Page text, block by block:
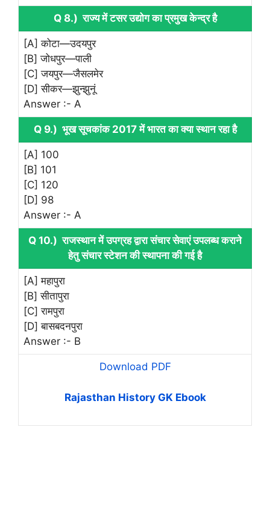
Q 8.) राज्य में टसर उद्योग का प्रमुख केन्द्र है
[A] कोटा—उदयपुर
[B] जोधपुर—पाली
[C] जयपुर—जैसलमेर
[D] सीकर—झुन्झुनूं
Answer :- A
Q 9.) भूख सूचकांक 2017 में भारत का क्या स्थान रहा है
[A] 100
[B] 101
[C] 120
[D] 98
Answer :- A
Q 10.) राजस्थान में उपग्रह द्वारा संचार सेवाएं उपलब्ध कराने
हेतु संचार स्टेशन की स्थापना की गई है
[A] महापुरा
[B] सीतापुरा
[C] रामपुरा
[D] बासबदनपुरा
Answer :- B
Download PDF
Rajasthan History GK Ebook